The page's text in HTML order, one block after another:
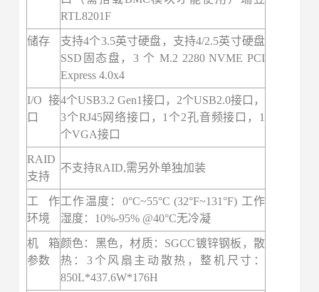
RTL8201F
储存
支持4个3.5英寸硬盘，支持4/2.5英寸硬盘
SSD固态盘，3 个 M.2 2280 NVME PCI
Express 4.0x4
I/O接
口
4个USB3.2 Gen1接口，2个USB2.0接口，
3个RJ45网络接口，1个2孔音频接口，1
个VGA接口
RAID
支持
不支持RAID,需另外单独加装
工作
环境
工作温度：0°C~55°C (32°F~131°F) 工作
湿度：10%-95% @40°C无冷凝
机箱
参数
颜色：黑色，材质：SGCC镀锌钢板，散
热：3个风扇主动散热，整机尺寸：
850L*437.6W*176H